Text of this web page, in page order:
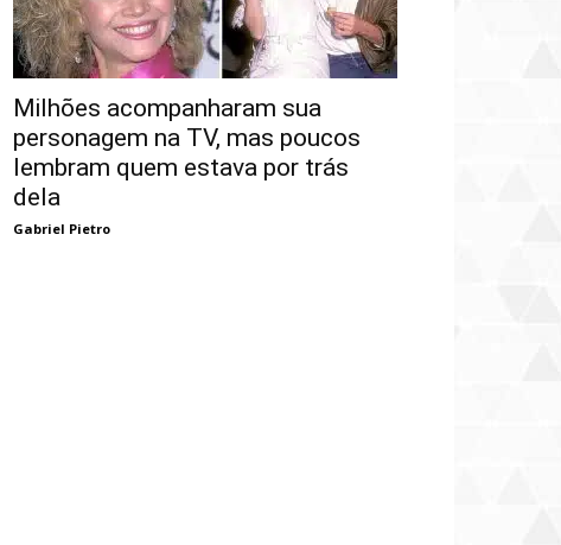
Milhões acompanharam sua
personagem na TV, mas poucos
lembram quem estava por trás
dela
Gabriel Pietro